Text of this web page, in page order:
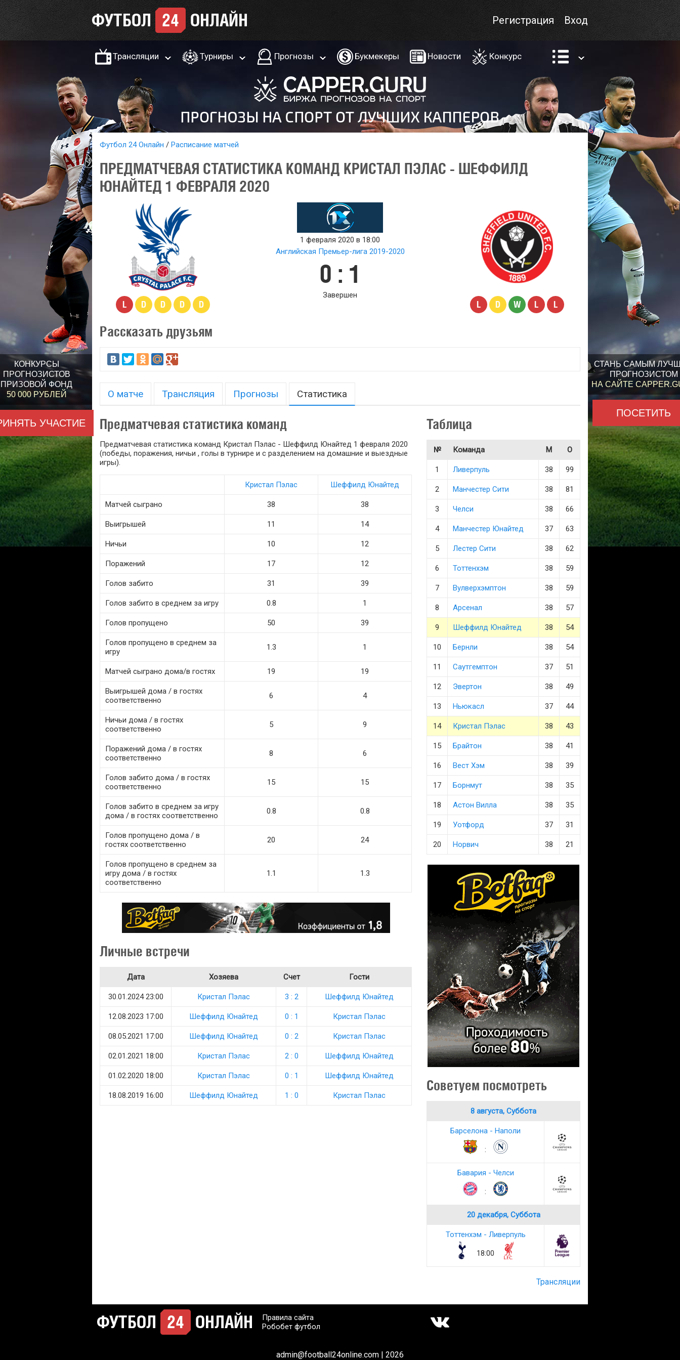
КОНКУРСЫ
ПРОГНОЗИСТОВ
ПРИЗОВОЙ ФОНД
50 000 РУБЛЕЙ
УЧАСТИЕ
СТАНЬ САМЫМ
ПРОГНОЗИСТОМ
НА САЙТЕ
ПОСЕТИТЬ
Вход
Регистрация
Трансляции Турниры Прогнозы Букмекеры Новости Конкурс
Футбол 24 Онлайн Расписание матчей
ПРЕДМАТЧЕВАЯ СТАТИСТИКА КОМАНД КРИСТАЛ ПЭЛАС - ШЕФФИЛД
ЮНАЙТЕД 1 ФЕВРАЛЯ 2020
L D D D D
1 февраля 2020 в 18:00
Английская Премьер-лига 2019-2020
0 : 1
Завершен
L D W L L
Рассказать друзьям
О матче Трансляция Прогнозы Статистика
Предматчевая статистика команд
Предматчевая статистика команд Кристал Пэлас - Шеффилд Юнайтед 1 февраля 2020
(победы, поражения, ничьи , голы в турнире и с разделением на домашние и выездные
игры).
Кристал Пэлас Шеффилд Юнайтед
Матчей сыграно 38 38
Выигрышей 11 14
Ничьи 10 12
Поражений 17 12
Голов забито 31 39
Голов забито в среднем за игру 0.8 1
Голов пропущено 50 39
Голов пропущено в среднем за
игру
1.3 1
Матчей сыграно дома/в гостях 19 19
Выигрышей дома / в гостях
соответственно
6 4
Ничьи дома / в гостях
соответственно
5 9
Поражений дома / в гостях
соответственно
8 6
Голов забито дома / в гостях
соответственно
15 15
Голов забито в среднем за игру
дома / в гостях соответственно
0.8 0.8
Голов пропущено дома / в
гостях соответственно
20 24
Голов пропущено в среднем за
игру дома / в гостях
соответственно
1.1 1.3
Личные встречи
Дата Хозяева Счет Гости
30.01.2024 23:00 Кристал Пэлас 3 : 2 Шеффилд Юнайтед
12.08.2023 17:00 Шеффилд Юнайтед 0 : 1 Кристал Пэлас
08.05.2021 17:00 Шеффилд Юнайтед 0 : 2 Кристал Пэлас
02.01.2021 18:00 Кристал Пэлас 2 : 0 Шеффилд Юнайтед
01.02.2020 18:00 Кристал Пэлас 0 : 1 Шеффилд Юнайтед
18.08.2019 16:00 Шеффилд Юнайтед 1 : 0 Кристал Пэлас
Таблица
№ Команда М О
1 Ливерпуль 38 99
2 Манчестер Сити 38 81
3 Челси 38 66
4 Манчестер Юнайтед 37 63
5 Лестер Сити 38 62
6 Тоттенхэм 38 59
7 Вулверхэмптон 38 59
8 Арсенал 38 57
9 Шеффилд Юнайтед 38 54
10 Бернли 38 54
11 Саутгемптон 37 51
12 Эвертон 38 49
13 Ньюкасл 37 44
14 Кристал Пэлас 38 43
15 Брайтон 38 41
16 Вест Хэм 38 39
17 Борнмут 38 35
18 Астон Вилла 38 35
19 Уотфорд 37 31
20 Норвич 38 21
Советуем посмотреть
8 августа, Суббота
Барселона - Наполи
:
Бавария - Челси
:
20 декабря, Суббота
Тоттенхэм - Ливерпуль
18:00
Трансляции
Правила сайта
Робобет футбол
admin@football24online.com | 2026